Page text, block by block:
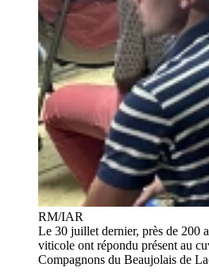
RM/IAR
Le 30 juillet dernier, près de 200
viticole ont répondu présent au
Compagnons du Beaujolais de